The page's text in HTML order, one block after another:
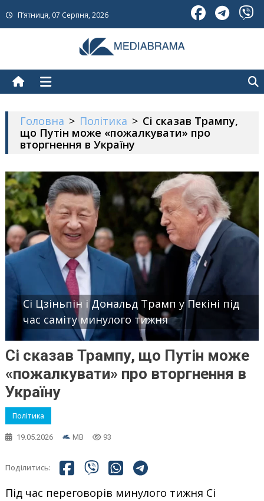
to
П’ятниця, 07 Серпня, 2026
Головна > Політика > Сі сказав Трампу,
що Путін може «пожалкувати» про
вторгнення в Україну
Сі Цзіньпін і Дональд Трамп у Пекіні під
час саміту минулого тижня
Сі сказав Трампу, що Путін може
«пожалкувати» про вторгнення в
Україну
Політика
19.05.2026 MB 93
Поділитись:
Під час переговорів минулого тижня Сі